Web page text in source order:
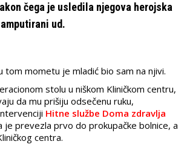
čega je usledila njegova herojska
ud.
tom mometu je mladić bio sam na njivi.
stolu u niškom Kliničkom centru,
da mu prišiju odsečenu ruku,
Hitne službe Doma zdravlja
je prevezla prvo do prokupačke bolnice, a
centra.